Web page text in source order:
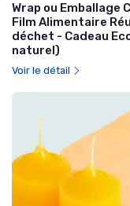
Wrap ou Emballage
Film Alimentaire
déchet - Cadeau
naturel)
Voir le détail